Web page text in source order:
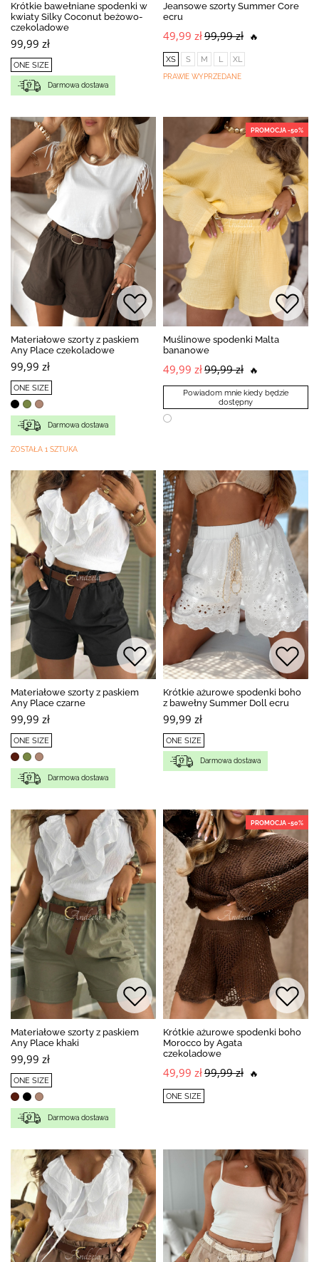
Krótkie bawełniane spodenki w
kwiaty Silky Coconut beżowo-
czekoladowe
99,99 zł
ONE SIZE
Darmowa dostawa
Jeansowe szorty Summer Core
ecru
49,99 zł99,99 zł 🔥
XS S M L XL
PRAWIE WYPRZEDANE
Materiałowe szorty z paskiem
Any Place czekoladowe
99,99 zł
ONE SIZE
Darmowa dostawa
ZOSTAŁA 1 SZTUKA
PROMOCJA -50%
Muślinowe spodenki Malta
bananowe
49,99 zł99,99 zł 🔥
Powiadom mnie kiedy będzie
dostępny
Materiałowe szorty z paskiem
Any Place czarne
99,99 zł
ONE SIZE
Darmowa dostawa
Krótkie ażurowe spodenki boho
z bawełny Summer Doll ecru
99,99 zł
ONE SIZE
Darmowa dostawa
Materiałowe szorty z paskiem
Any Place khaki
99,99 zł
ONE SIZE
Darmowa dostawa
PROMOCJA -50%
Krótkie ażurowe spodenki boho
Morocco by Agata
czekoladowe
49,99 zł99,99 zł 🔥
ONE SIZE